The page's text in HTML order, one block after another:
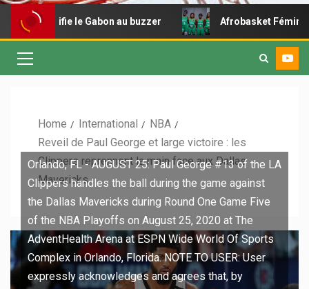
le Gabon au buzzer Afrobasket Féminin U18 –
Home International
NBA
Reveil de Paul George et large victoire : les
Clippers reprennent la main face aux Dallas
Mavericks
Orlando, FL - AUGUST 25: Paul George #13 of the LA
Clippers handles the ball during the game against
the Dallas Mavericks during Round One Game Five
of the NBA Playoffs on August 25, 2020 at The
AdventHealth Arena at ESPN Wide World Of Sports
Complex in Orlando, Florida. NOTE TO USER: User
expressly acknowledges and agrees that, by